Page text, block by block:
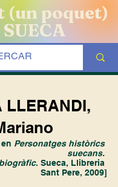
poquet)
SUECA
LLERANDI,
Personatges històrics
suecans.
. Sueca, Llibreria
Sant Pere, 2009]